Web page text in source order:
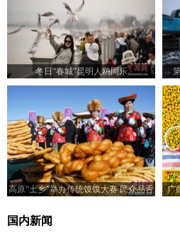
冬日“春城”昆明人鸥同乐
高原“土乡”举办传统馍馍大赛 民众品舌
广
国内新闻